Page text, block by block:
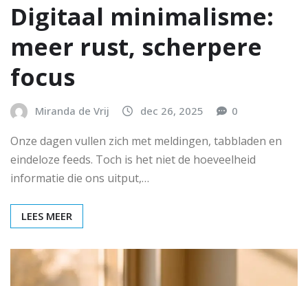
Digitaal minimalisme:
meer rust, scherpere
focus
Miranda de Vrij dec 26, 2025 0
Onze dagen vullen zich met meldingen, tabbladen en
eindeloze feeds. Toch is het niet de hoeveelheid
informatie die ons uitput,…
LEES MEER